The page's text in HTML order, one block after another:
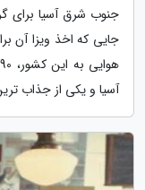
جنوب شرق آسیا برای
جایی که اخذ ویزا آن
آسیا و یکی از جذاب